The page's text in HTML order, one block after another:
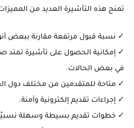
تمنح هذه التأشيرة العديد من
✓ نسبة قبول مرتفعة مقارنة ببعض
في بعض الحالات.
✓ متاحة للمتقدمين من مختلف دول
✓ إجراءات تقديم إلكترونية وآمنة.
✓ خطوات تقديم بسيطة وسهلة